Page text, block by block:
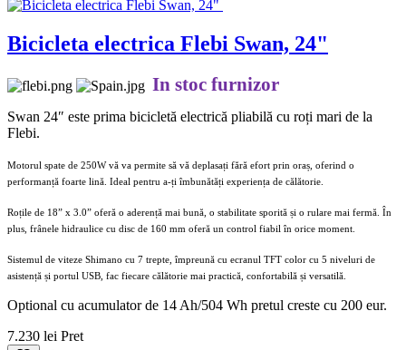
Bicicleta electrica Flebi Swan, 24"
In stoc furnizor
Swan 24″ este prima bicicletă electrică pliabilă cu roți mari de la
Flebi.
Motorul spate de 250W vă va permite să vă deplasați fără efort prin oraș, oferind o
performanță foarte lină. Ideal pentru a-ți îmbunătăți experiența de călătorie.
Roțile de 18” x 3.0” oferă o aderență mai bună, o stabilitate sporită și o rulare mai fermă. În
plus, frânele hidraulice cu disc de 160 mm oferă un control fiabil în orice moment.
Sistemul de viteze Shimano cu 7 trepte, împreună cu ecranul TFT color cu 5 niveluri de
asistență și portul USB, fac fiecare călătorie mai practică, confortabilă și versatilă.
Optional cu acumulator de 14 Ah/504 Wh pretul creste cu 200 eur.
7.230 lei Pret